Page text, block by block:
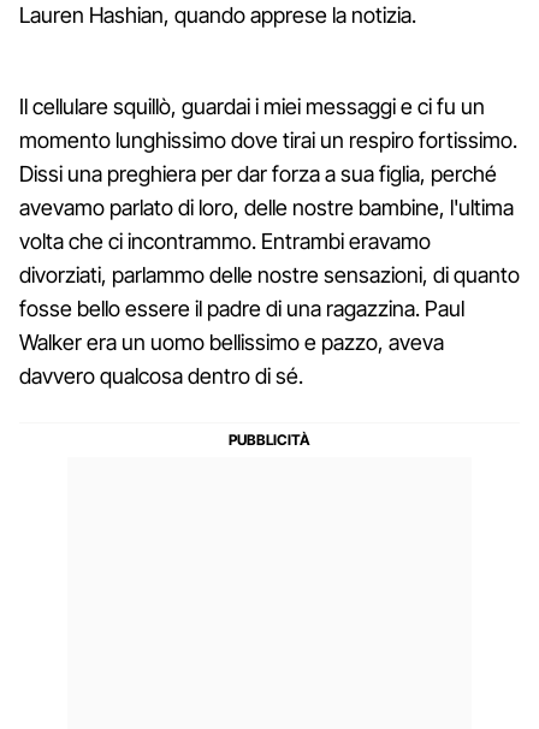
Lauren Hashian, quando apprese la notizia.
Il cellulare squillò, guardai i miei messaggi e ci fu un
momento lunghissimo dove tirai un respiro fortissimo.
Dissi una preghiera per dar forza a sua figlia, perché
avevamo parlato di loro, delle nostre bambine, l'ultima
volta che ci incontrammo. Entrambi eravamo
divorziati, parlammo delle nostre sensazioni, di quanto
fosse bello essere il padre di una ragazzina. Paul
Walker era un uomo bellissimo e pazzo, aveva
davvero qualcosa dentro di sé.